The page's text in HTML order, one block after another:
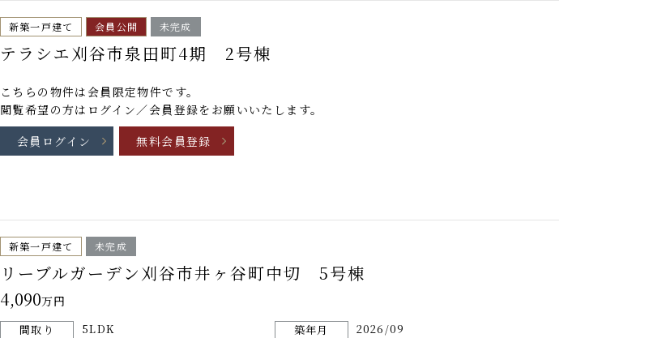
新築一戸建て 会員公開 未完成
テラシエ刈谷市泉田町4期 2号棟
こちらの物件は 会員限定物件です。
閲覧希望の方はログイン／会員登録をお願いいたします。
会員ログイン
無料会員登録
新築一戸建て 未完成
リーブルガーデン刈谷市井ヶ谷町中切 5号棟
4,090万円
間取り 5LDK 築年月
2026/09